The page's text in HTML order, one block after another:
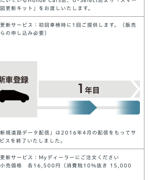
図更新キット」をお渡しいたします。
新サービス：初回車検時に1回ご提供します。（販売
の申し込み必要）
規道路データ配信」は2016年4月の配信をもってサ
スを終了いたしました。
新サービス：Myディーラーにご注文ください
小売価格 各16,500円（消費税10％抜き 15,000